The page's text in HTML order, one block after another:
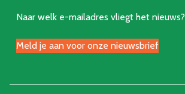
Naar welk e-mailadres vliegt het nieuws?
Meld je aan voor onze nieuwsbrief